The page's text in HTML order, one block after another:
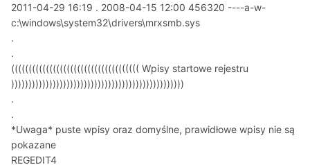
2011-04-29 16:19 . 2008-04-15 12:00 456320 ----a-w-
c:\windows\system32\drivers\mrxsmb.sys
.
.
((((((((((((((((((((((((((((((((((((( Wpisy startowe rejestru
))))))))))))))))))))))))))))))))))))))))))))))))))
.
.
*Uwaga* puste wpisy oraz domyślne, prawidłowe wpisy nie są
pokazane
REGEDIT4